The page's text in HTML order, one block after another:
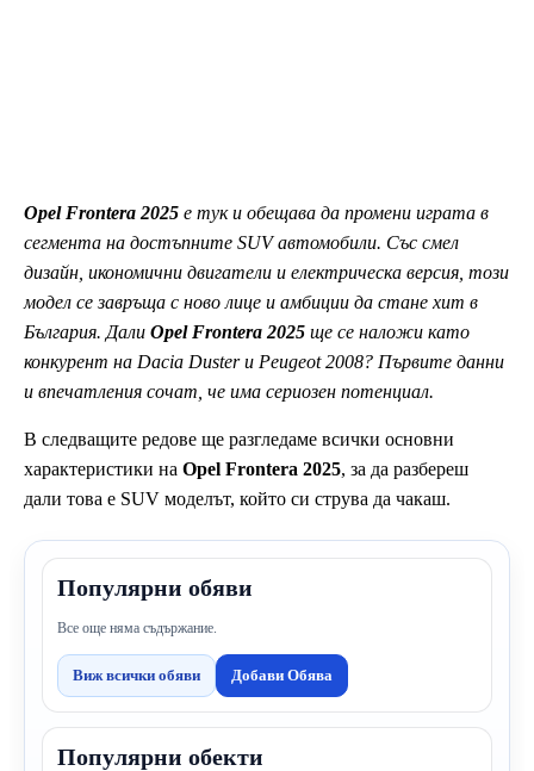
Opel Frontera 2025 е тук и обещава да промени играта в
сегмента на достъпните SUV автомобили. Със смел
дизайн, икономични двигатели и електрическа версия, този
модел се завръща с ново лице и амбиции да стане хит в
България. Дали Opel Frontera 2025 ще се наложи като
конкурент на Dacia Duster и Peugeot 2008? Първите данни
и впечатления сочат, че има сериозен потенциал.
В следващите редове ще разгледаме всички основни
характеристики на Opel Frontera 2025, за да разбереш
дали това е SUV моделът, който си струва да чакаш.
Популярни обяви
Все още няма съдържание.
Виж всички обяви Добави Обява
Популярни обекти